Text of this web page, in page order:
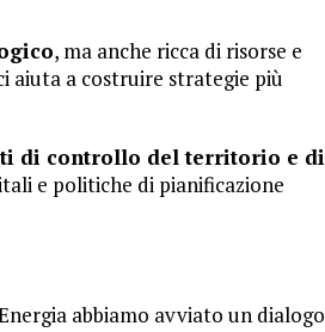
, ma anche ricca di risorse e
aiuta a costruire strategie più
di controllo del territorio e di
e politiche di pianificazione
abbiamo avviato un dialogo